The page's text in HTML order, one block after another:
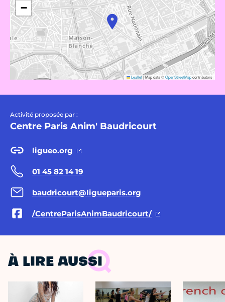
−
Leaflet|Map data ©OpenStreetMapcontributors
Activité proposée par :
Centre Paris Anim' Baudricourt
ligueo.org
01 45 82 14 19
baudricourt@ligueparis.org
/CentreParisAnimBaudricourt/
À LIRE AUSSI